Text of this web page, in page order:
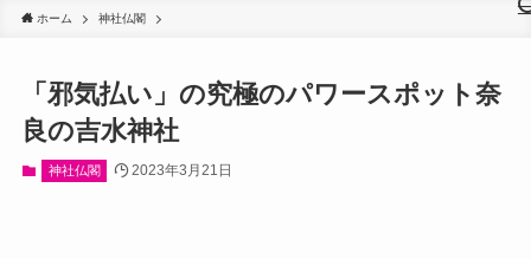
ホーム 神社仏閣
「邪気払い」の究極のパワースポット奈
良の吉水神社
神社仏閣 2023年3月21日